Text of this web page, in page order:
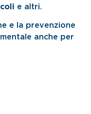
e altri.
e la prevenzione
anche per